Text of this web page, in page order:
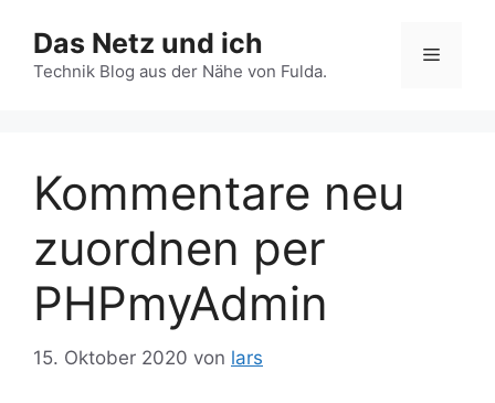
Inhalt
springen
Das Netz und ich
Technik Blog aus der Nähe von Fulda.
Menü
Kommentare neu
zuordnen per
PHPmyAdmin
15. Oktober 2020 von lars